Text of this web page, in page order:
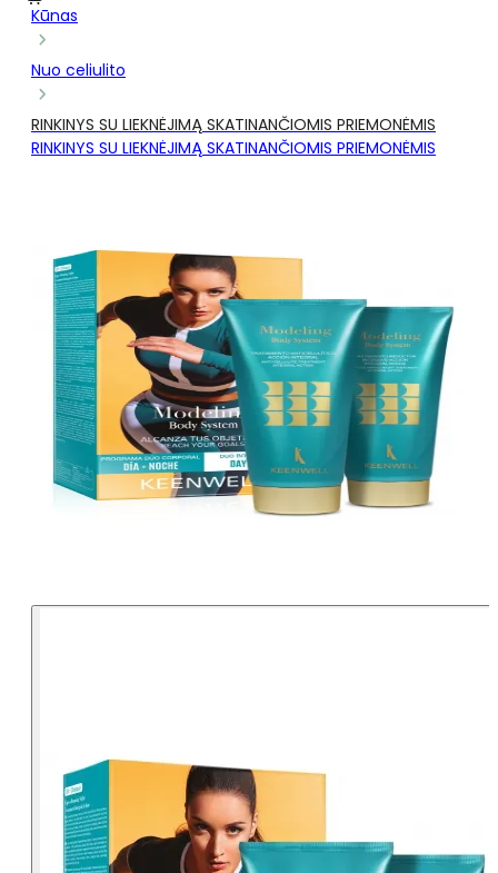
Kūnas
Nuo celiulito
RINKINYS SU LIEKNĖJIMĄ SKATINANČIOMIS PRIEMONĖMIS
RINKINYS SU LIEKNĖJIMĄ SKATINANČIOMIS PRIEMONĖMIS